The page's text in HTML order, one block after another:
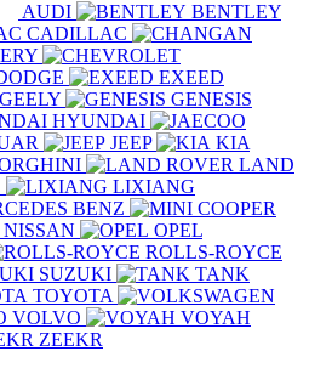
AUDI
BENTLEY
CADILLAC
EXEED
GEELY
GENESIS
HYUNDAI
JEEP
KIA
LAND
LIXIANG
BENZ
NISSAN
OPEL
ROLLS-ROYCE
SUZUKI
TANK
TOYOTA
VOLVO
VOYAH
ZEEKR